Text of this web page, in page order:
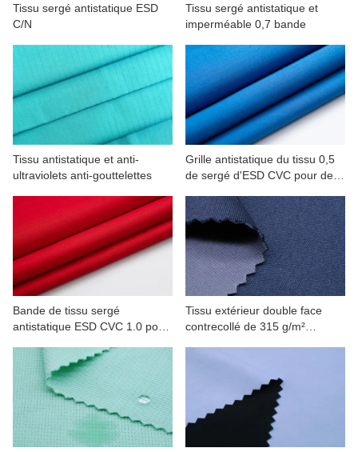
Tissu sergé antistatique ESD
C/N
Tissu sergé antistatique et
imperméable 0,7 bande
Tissu antistatique et anti-
ultraviolets anti-gouttelettes
Grille antistatique du tissu 0,5
de sergé d'ESD CVC pour des
Bande de tissu sergé
antistatique ESD CVC 1.0 pour
Tissu extérieur double face
contrecollé de 315 g/m²